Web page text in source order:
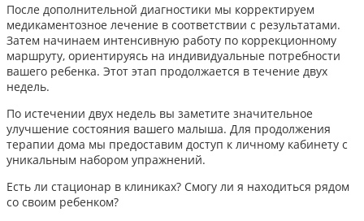
После дополнительной диагностики мы корректируем
медикаментозное лечение в соответствии с результатами.
Затем начинаем интенсивную работу по коррекционному
маршруту, ориентируясь на индивидуальные потребности
вашего ребенка. Этот этап продолжается в течение двух
недель.
По истечении двух недель вы заметите значительное
улучшение состояния вашего малыша. Для продолжения
терапии дома мы предоставим доступ к личному кабинету с
уникальным набором упражнений.
Есть ли стационар в клиниках? Смогу ли я находиться рядом
со своим ребенком?